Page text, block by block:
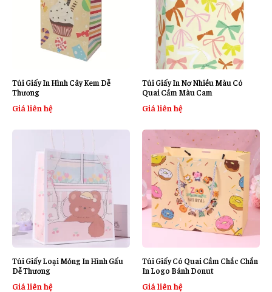
Túi Giấy In Hình Cây Kem Dễ
Thương
Giá liên hệ
Túi Giấy In Nơ Nhiều Màu Có
Quai Cầm Màu Cam
Giá liên hệ
Túi Giấy Loại Mỏng In Hình Gấu
Dễ Thương
Giá liên hệ
Túi Giấy Có Quai Cầm Chắc Chắn
In Logo Bánh Donut
Giá liên hệ